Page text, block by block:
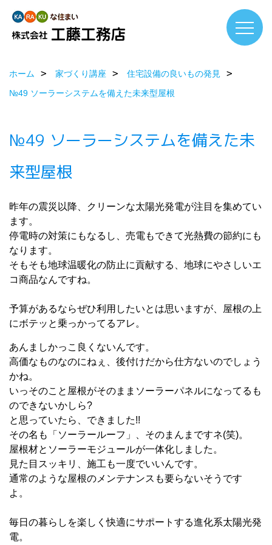
ホーム 家づくり講座
住宅設備の良いもの発見
№49 ソーラーシステムを備えた未来型屋根
№49 ソーラーシステムを備えた未
来型屋根
昨年の震災以降、クリーンな太陽光発電が注目を集めてい
ます。
停電時の対策にもなるし、売電もできて光熱費の節約にも
なります。
そもそも地球温暖化の防止に貢献する、地球にやさしいエ
コ商品なんですね。
予算があるならぜひ利用したいとは思いますが、屋根の上
にボテッと乗っかってるアレ。
あんましかっこ良くないんです。
高価なものなのにねぇ、後付けだから仕方ないのでしょう
かね。
いっそのこと屋根がそのままソーラーパネルになってるも
のできないかしら?
と思っていたら、できました!!
その名も「ソーラールーフ」、そのまんまですネ(笑)。
屋根材とソーラーモジュールが一体化しました。
見た目スッキリ、施工も一度でいいんです。
通常のような屋根のメンテナンスも要らないそうです
よ。
毎日の暮らしを楽しく快適にサポートする進化系太陽光発
電。